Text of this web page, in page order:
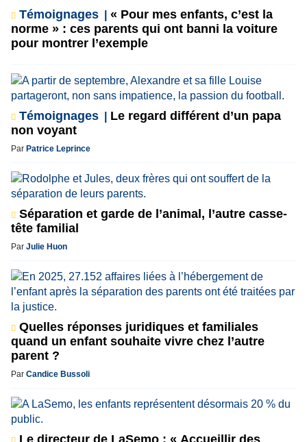
Témoignages
« Pour mes enfants, c’est la
norme » : ces parents qui ont banni la voiture
pour montrer l’exemple
Témoignages
Le regard différent d’un papa
non voyant
Par Patrice Leprince
Séparation et garde de l’animal, l’autre casse-
tête familial
Par Julie Huon
Quelles réponses juridiques et familiales
quand un enfant souhaite vivre chez l’autre
parent ?
Par Candice Bussoli
Le directeur de LaSemo : « Accueillir des